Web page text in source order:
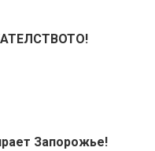
Запорожье!